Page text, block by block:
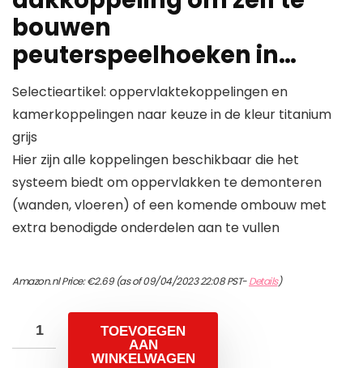
bouwen
peuterspeelhoeken in…
Selectieartikel: oppervlaktekoppelingen en
kamerkoppelingen naar keuze in de kleur titanium
grijs
Hier zijn alle koppelingen beschikbaar die het
systeem biedt om oppervlakken te demonteren
(wanden, vloeren) of een komende ombouw met
extra benodigde onderdelen aan te vullen
Amazon.nl Price:€2.69(as of 09/04/2023 22:08 PST-Details)
TOEVOEGEN
AAN
WINKELWAGEN